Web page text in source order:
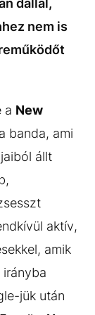
dallal,
nem is
a New
banda, ami
állt
aktív,
amik
jük után